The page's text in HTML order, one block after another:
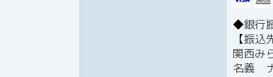
銀行
【振込
関西み
名義